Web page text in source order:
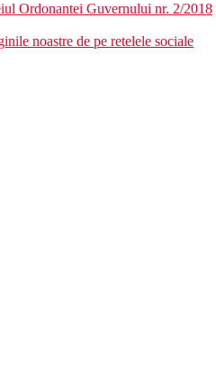
Ordonantei Guvernului nr. 2/2018
noastre de pe retelele sociale